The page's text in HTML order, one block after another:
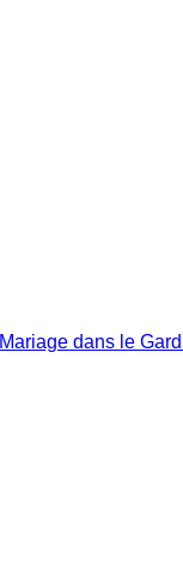
Mariage dans le Gard